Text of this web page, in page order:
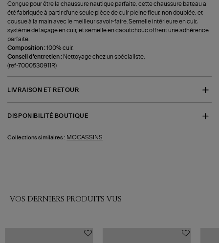
Conçue pour être la chaussure nautique parfaite, cette chaussure bateau a
été fabriquée à partir d'une seule pièce de cuir pleine fleur, non doublée, et
cousue à la main avec le meilleur savoir-faire. Semelle intérieure en cuir,
système de laçage en cuir, et semelle en caoutchouc offrent une adhérence
parfaite.
Composition :100% cuir.
Conseil d'entretien : Nettoyage chez un spécialiste.
(ref-7000530911R)
LIVRAISON ET RETOUR
DISPONIBILITÉ BOUTIQUE
Collections similaires : MOCASSINS
VOS DERNIERS PRODUITS VUS